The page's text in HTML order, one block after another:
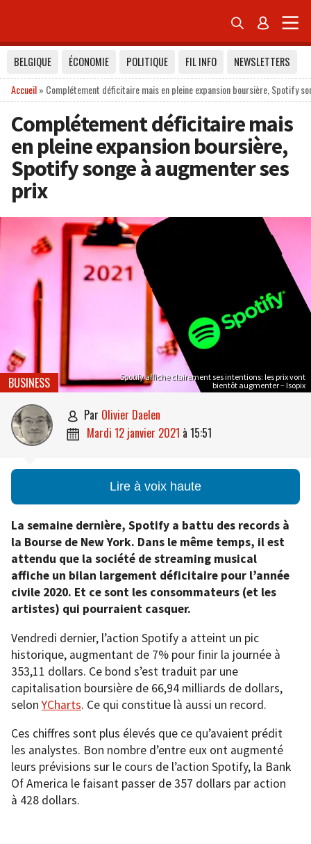
 
BELGIQUE ÉCONOMIE POLITIQUE FIL INFO
NEWSLETTERS
Accueil» Complétement déficitaire mais en pleine expansion boursière, Spotify
Complétement déficitaire mais
en pleine expansion boursière,
Spotify songe à augmenter ses
prix
Spotify affiche clairement ses intentions: les prix vont
bientôt augmenter – Isopix
BUSINESS
 par Olivier Daelen
 mardi 12 janvier 2021 à 15:51
Lire à voix haute
La semaine dernière, Spotify a battu des records à
la Bourse de New York. Dans le même temps, il est
attendu que la société de streaming musical
affiche un bilan largement déficitaire pour l’année
civile 2020. Et ce sont les consommateurs (et les
artistes) qui pourraient casquer.
Vendredi dernier, l’action Spotify a atteint un pic
historique, augmentant de 7% pour finir la journée à
353,11 dollars. Ce bond s’est traduit par une
capitalisation boursière de 66,94 milliards de dollars,
selonYCharts. Ce qui constitue là aussi un record.
Ces chiffres sont plus élevés que ce qu’avaient prédit
les analystes. Bon nombre d’entre eux ont augmenté
leurs prévisions sur le cours de l’action Spotify, la Bank
Of America le faisant passer de 357 dollars par action
à 428 dollars.